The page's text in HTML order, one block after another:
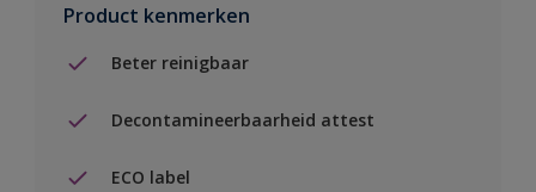
Product kenmerken
Beter reinigbaar
Decontamineerbaarheid attest
ECO label